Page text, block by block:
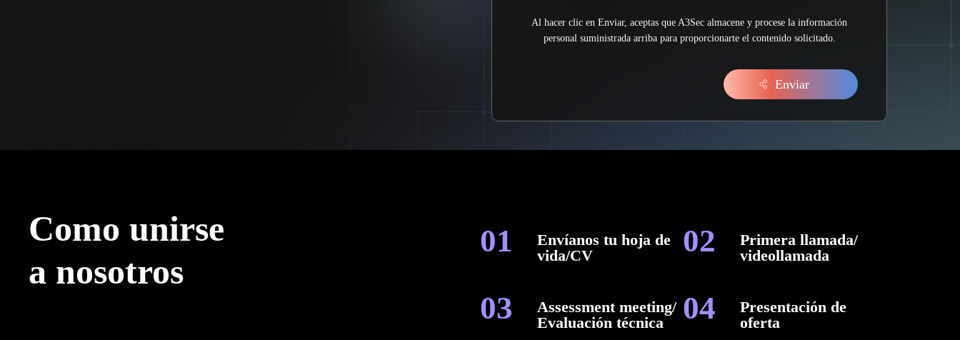
Al hacer clic en Enviar, aceptas que A3Sec almacene y procese la información
personal suministrada arriba para proporcionarte el contenido solicitado.
Como unirse
a nosotros
01
Envíanos tu hoja de
vida/CV
02
Primera llamada/
videollamada
03
Assessment meeting/
Evaluación técnica
04
Presentación de
oferta